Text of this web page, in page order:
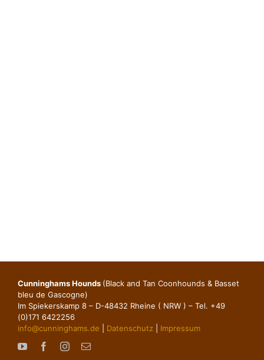
Cunninghams Hounds (Black and Tan Coonhounds & Basset
bleu de Gascogne)
Im Spiekerskamp 8 – D-48432 Rheine ( NRW ) – Tel. +49
(0)171 6422256
info@cunninghams.de
Datenschutz Impressum